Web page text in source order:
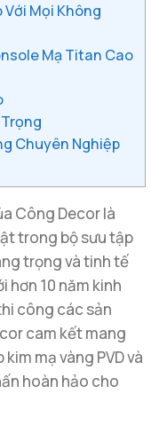
Với Mọi Không
Mạ Titan Cao
Chuyên Nghiệp
Công Decor là
trong bộ sưu tập
trọng và tinh tế
hơn 10 năm kinh
công các sản
cam kết mang
kim mạ vàng PVD và
hoàn hảo cho